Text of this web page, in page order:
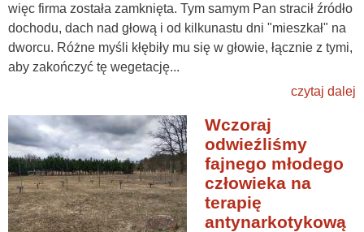
więc firma została zamknięta. Tym samym Pan stracił źródło
dochodu, dach nad głową i od kilkunastu dni "mieszkał" na
dworcu. Różne myśli kłębiły mu się w głowie, łącznie z tymi,
aby zakończyć tę wegetację...
czytaj dalej
Wczoraj
odwieźliśmy
fajnego młodego
człowieka na
terapię
antynarkotykową